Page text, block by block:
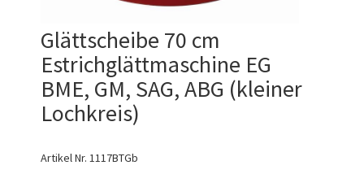
Glättscheibe 70 cm
Estrichglättmaschine EG
BME, GM, SAG, ABG (kleiner
Lochkreis)
Artikel Nr. 1117BTGb